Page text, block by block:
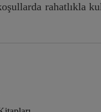
rahatlıkla